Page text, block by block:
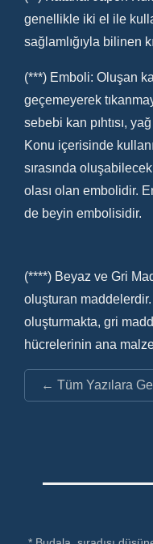
genellikle iki el ile
sağlamlığıyla bilinen
(***) Emboli: Oluşan
geçemeyerek
sebebi kan pıhtısı,
Konu içerisinde
sırasında oluşabilecek
olası olan embolidir.
de beyin embolisidir.
(****) Beyaz ve Gri
oluşturan
oluşturmakta, gri
hücrelerinin ana
← Tüm Yazılara